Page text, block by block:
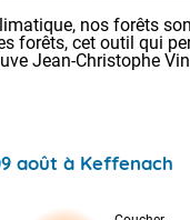
nos forêts
forêts, cet outil qui
Jean-Christophe
août à Keffenach
Voici les